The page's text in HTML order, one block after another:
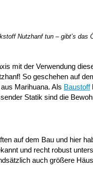
Nutzhanf tun – gibt’s das
mit der Verwendung
So geschehen auf
Marihuana. Als Baustoff
Statik sind die
auf dem Bau und hier
und recht robust
auch größere